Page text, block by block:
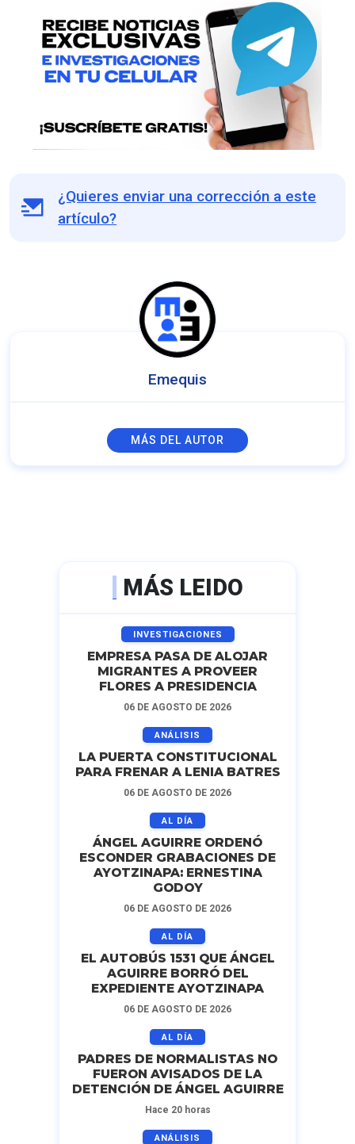
¿Quieres enviar una corrección a este
artículo?
Emequis
MÁS DEL AUTOR
MÁS LEIDO
INVESTIGACIONES
EMPRESA PASA DE ALOJAR
MIGRANTES A PROVEER
FLORES A PRESIDENCIA
06 DE AGOSTO DE 2026
ANÁLISIS
LA PUERTA CONSTITUCIONAL
PARA FRENAR A LENIA BATRES
06 DE AGOSTO DE 2026
AL DÍA
ÁNGEL AGUIRRE ORDENÓ
ESCONDER GRABACIONES DE
AYOTZINAPA: ERNESTINA
GODOY
06 DE AGOSTO DE 2026
AL DÍA
EL AUTOBÚS 1531 QUE ÁNGEL
AGUIRRE BORRÓ DEL
EXPEDIENTE AYOTZINAPA
06 DE AGOSTO DE 2026
AL DÍA
PADRES DE NORMALISTAS NO
FUERON AVISADOS DE LA
DETENCIÓN DE ÁNGEL AGUIRRE
Hace 20 horas
ANÁLISIS